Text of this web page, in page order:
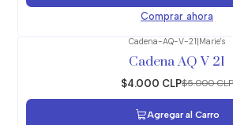
Comprar ahora
Cadena-AQ-V-21 Marie's
Cadena AQ V 21
$4.000 CLP$5.000 CLP
Agregar al Carro